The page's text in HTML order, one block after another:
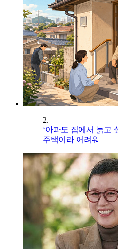
2.
‘아파도 집에서 늙고
주택이라 어려워